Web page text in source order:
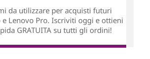
da utilizzare per acquisti futuri
e Lenovo Pro. Iscriviti oggi e ottieni
GRATUITA su tutti gli ordini!